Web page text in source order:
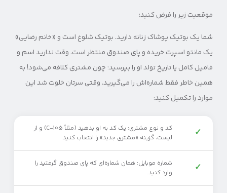
موقعیت زیر را فرض کنید:
شما یک بوتیک پوشاک زنانه دارید. بوتیک شلوغ است و «خانم رضایی»
یک مانتو اسپرت خریده و پای صندوق منتظر است. وقت ندارید اسم و
فامیل کامل یا تاریخ تولد او را بپرسید؛ چون مشتری کلافه می‌شود! به
همین خاطر فقط شماره‌اش را می‌گیرید. وقتی سرتان خلوت شد این
موارد را تکمیل کنید:
✓
کد و نوع مشتری: یک کد به او بدهید (مثلاً C-105) و از
لیست، گزینه «مشتری جدید» را انتخاب کنید.
✓
شماره موبایل: همان شماره‌ای که پای صندوق گرفتید را
وارد کنید.